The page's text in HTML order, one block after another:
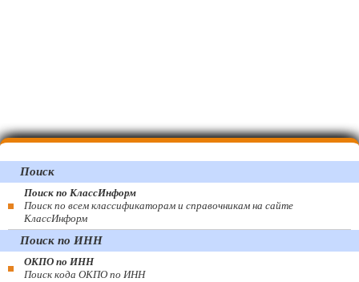
Поиск
Поиск по КлассИнформ
Поиск по всем классификаторам и справочникам на сайте
КлассИнформ
Поиск по ИНН
ОКПО по ИНН
Поиск кода ОКПО по ИНН